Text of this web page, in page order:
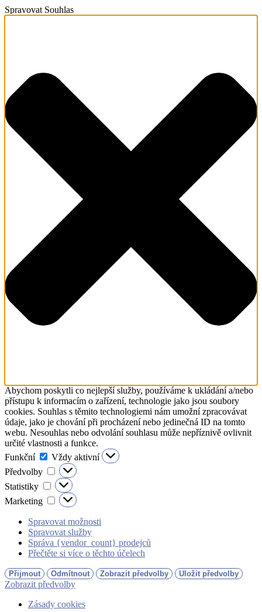
Spravovat Souhlas
Abychom poskytli co nejlepší služby, používáme k ukládání a/nebo
přístupu k informacím o zařízení, technologie jako jsou soubory
cookies. Souhlas s těmito technologiemi nám umožní zpracovávat
údaje, jako je chování při procházení nebo jedinečná ID na tomto
webu. Nesouhlas nebo odvolání souhlasu může nepříznivě ovlivnit
určité vlastnosti a funkce.
Funkční
Funkční
Vždy aktivní
Předvolby
Předvolby
Statistiky
Statistiky
Marketing
Marketing
Spravovat možnosti
Spravovat služby
Správa {vendor_count} prodejců
Přečtěte si více o těchto účelech
Přijmout Odmítnout Zobrazit předvolby Uložit předvolby
Zobrazit předvolby
Zásady cookies